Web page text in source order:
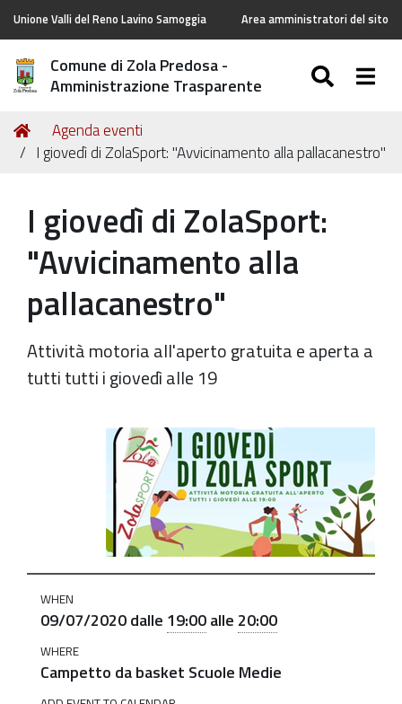
Unione Valli del Reno Lavino Samoggia Area amministratori del sito
Comune di Zola Predosa -
Amministrazione Trasparente
Tu
sei
Home
Agenda eventi
I giovedì di ZolaSport: "Avvicinamento alla pallacanestro"
I giovedì di ZolaSport:
"Avvicinamento alla
pallacanestro"
Attività motoria all'aperto gratuita e aperta a
tutti tutti i giovedì alle 19
https://old.comune.zolapredosa.bo.it/events/i-
giovedì
ZolaSport:
"Avvicinamento
WHEN
09/07/2020dalle 19:00alle 20:00
WHERE
Campetto da basket Scuole Medie